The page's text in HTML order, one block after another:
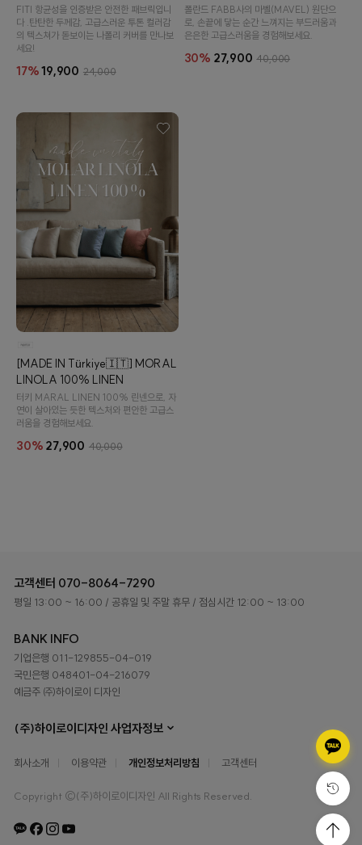
어요
FITI 항균성을 인증받은 안전한 패브릭입니
다 .탄탄한 두께감, 고급스러운 투톤 컬러감
의 텍스쳐가 돋보이는 나폴리 커버를 만나보
세요!
17%19,900 24,000
폴란드 FABB사의 마벨(MAVEL) 원단으
로, 손끝에 닿는 순간 느껴지는 부드러움과
은은한 고급스러움을 경험해보세요.
30% 27,900 40,000
[MADE IN Türkiye🇮🇹] MORAL
LINOLA 100% LINEN
터키 MARAL LINEN 100% 린넨으로, 자
연이 살아있는 듯한 텍스처와 편안한 고급스
러움을 경험해보세요.
30% 27,900 40,000
고객센터 070-8064-7290
평일 13:00 ~ 16:00 / 공휴일 및 주말 휴무 / 점심시간 12:00 ~ 13:00
BANK INFO
기업은행 011-129855-04-019
국민은행 048401-04-216079
예금주 ㈜하이로이 디자인
(주)하이로이디자인 사업자정보
회사소개 이용약관 개인정보처리방침 고객센터
Copyright ©(주)하이로이디자인 All Rights Reserved.